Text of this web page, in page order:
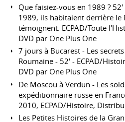
Que faisiez-vous en 1989 ?
1989, ils habitaient derrière
témoignent. ECPAD/Toute
DVD par One Plus One
7 jours à Bucarest - Les
Roumaine - 52' - ECPAD/
DVD par One Plus One
De Moscou à Verdun - Les
expéditionnaire russe en
2010, ECPAD/Histoire,
Les Petites Histoires de la